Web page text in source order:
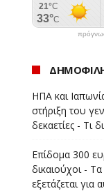
ΗΠΑ και
στήριξη του
δεκαετίες - Τι
Επίδομα 300
δικαιούχοι - Τα
εξετάζεται για